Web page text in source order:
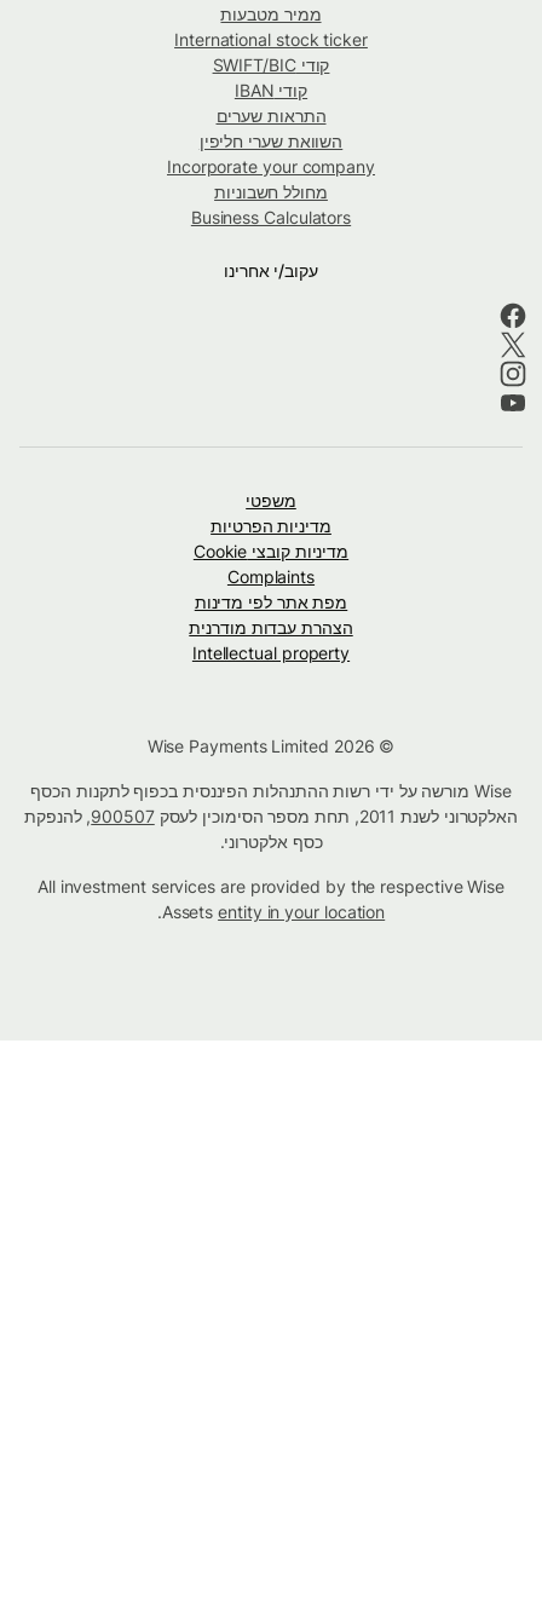
ממיר מטבעות
International stock ticker
קודי SWIFT/BIC
קודי IBAN
התראות שערים
השוואת שערי חליפין
Incorporate your company
מחולל חשבוניות
Business Calculators
עקוב/י אחרינו
משפטי
מדיניות הפרטיות
מדיניות קובצי Cookie
Complaints
מפת אתר לפי מדינות
הצהרת עבדות מודרנית
Intellectual property
Wise מורשה על ידי רשות ההתנהלות הפיננסית בכפוף לתקנות הכסף
האלקטרוני לשנת 2011, תחת מספר הסימוכין לעסק
900507, להנפקת
כסף אלקטרוני.
All investment services are provided by the respective Wise
Assetsentity in your location
.